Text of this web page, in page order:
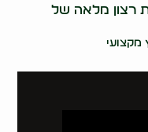
רצון מלאה של
מקצועי